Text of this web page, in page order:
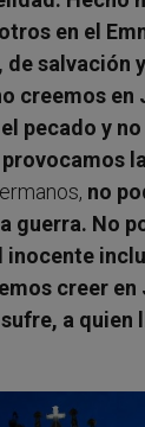
en el
salvación
creemos
pecado y
no
guerra. No
inocente
creer en
a quien